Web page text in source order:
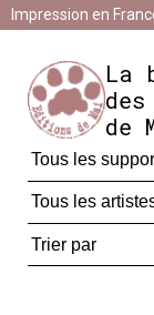
Impression en
La
de
Impression en
Panneau de